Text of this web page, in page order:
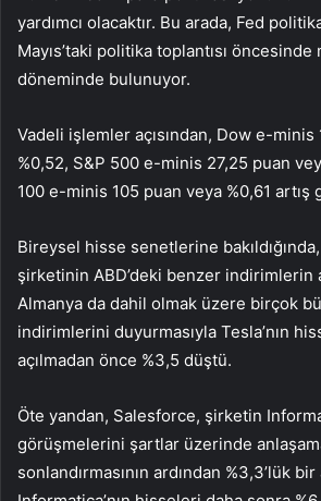
yardımcı olacaktır. Bu arada, Fed politika
Mayıs’taki politika toplantısı öncesinde
döneminde bulunuyor.
Vadeli işlemler açısından, Dow e-minis
%0,52, S&P 500 e-minis 27,25 puan
100 e-minis 105 puan veya %0,61 artış
Bireysel hisse senetlerine
şirketinin ABD’deki benzer indirimlerin
Almanya da dahil olmak üzere birçok
indirimlerini duyurmasıyla Tesla’nın
açılmadan önce %3,5 düştü.
Öte yandan, Salesforce, şirketin
görüşmelerini şartlar üzerinde
sonlandırmasının ardından %3,3’lük